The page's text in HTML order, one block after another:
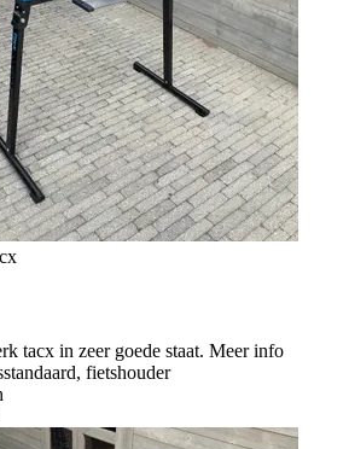
tacx in zeer goede staat. Meer info
fietshouder